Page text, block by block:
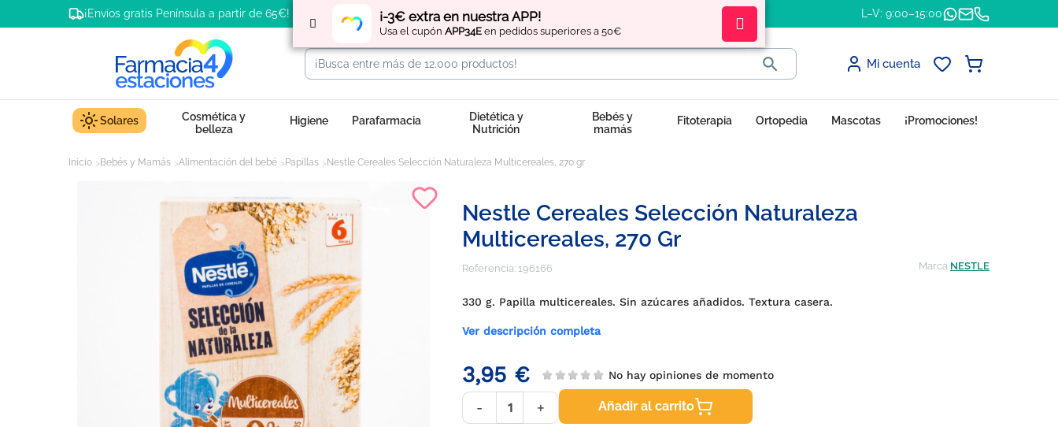
¡-3€ extra en nuestra APP!
Usa el cupón APP34E en pedidos superiores a 50€
¡Envíos gratis Península a partir de 65€! Regístratey obtén L–V: 9:00–15:00
 Mi cuenta
Solares
Cosmética y
belleza
Higiene Parafarmacia
Dietética y
Nutrición
Bebés y
mamás
Fitoterapia Ortopedia Mascotas ¡Promociones!
Inicio Bebés y Mamás Alimentación del bebé Papillas Nestle Cereales Selección Naturaleza Multicereales, 270 gr
Nestle Cereales Selección Naturaleza
Multicereales, 270 Gr
Referencia: 196166 Marca NESTLE
330 g. Papilla multicereales. Sin azúcares añadidos. Textura casera.
Ver descripción completa
3,95 € No hay opiniones de momento
- + Añadir al carrito